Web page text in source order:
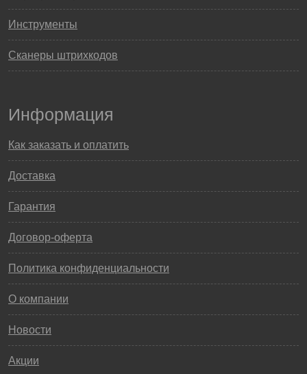
Инструменты
Сканеры штрихкодов
Информация
Как заказать и оплатить
Доставка
Гарантия
Договор-оферта
Политика конфиденциальности
О компании
Новости
Акции